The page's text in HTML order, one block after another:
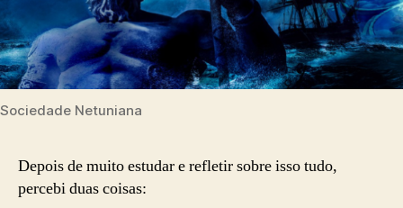
Sociedade Netuniana
Depois de muito estudar e refletir sobre isso tudo,
percebi duas coisas: